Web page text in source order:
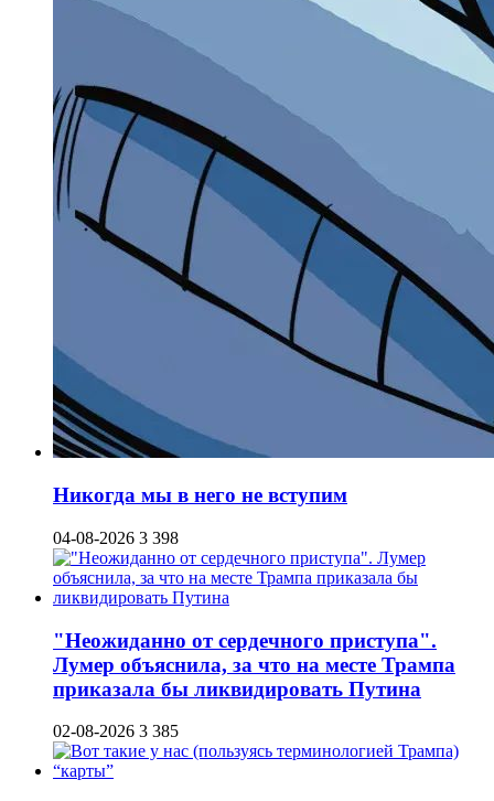
Никогда мы в него не вступим
04-08-2026 3 398
"Неожиданно от сердечного приступа".
Лумер объяснила, за что на месте Трампа
приказала бы ликвидировать Путина
02-08-2026 3 385